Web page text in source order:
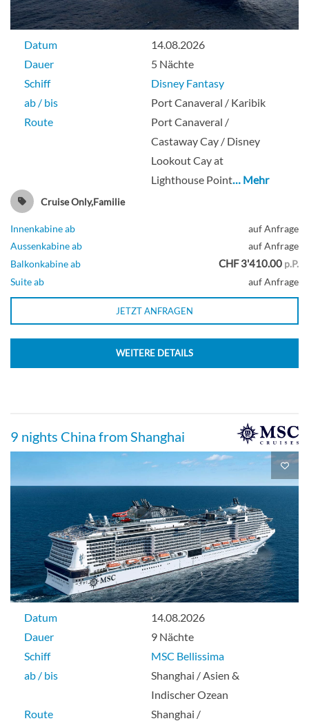
Datum
14.08.2026
Dauer
5 Nächte
Schiff
Disney Fantasy
ab / bis
Port Canaveral / Karibik
Route
Port Canaveral /
Castaway Cay / Disney
Lookout Cay at
Lighthouse Point… Mehr
Cruise Only,Familie
Innenkabine ab
auf Anfrage
Aussenkabine ab
auf Anfrage
Balkonkabine ab
CHF 3'410.00 p.P.
Suite ab
auf Anfrage
JETZT ANFRAGEN
WEITERE DETAILS
9 nights China from Shanghai
Datum
14.08.2026
Dauer
9 Nächte
Schiff
MSC Bellissima
ab / bis
Shanghai / Asien &
Indischer Ozean
Route
Shanghai /